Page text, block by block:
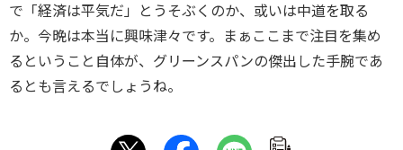
で「経済は平気だ」とうそぶくのか、或いは中道を取る
か。今晩は本当に興味津々です。まぁここまで注目を集め
るということ自体が、グリーンスパンの傑出した手腕であ
るとも言えるでしょうね。